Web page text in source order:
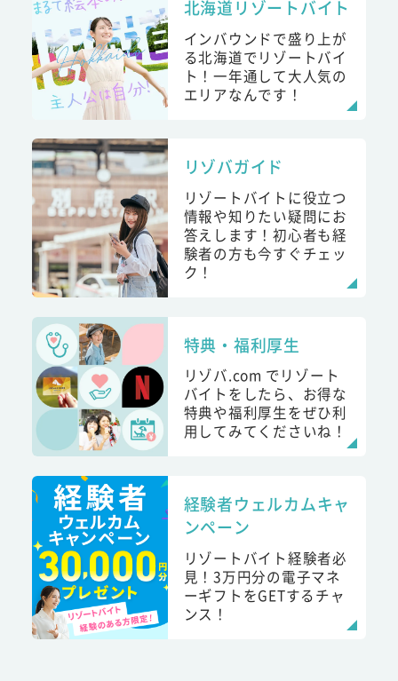
北海道リゾートバイト
インバウンドで盛り上が
る北海道でリゾートバイ
ト！一年通して大人気の
エリアなんです！
リゾバガイド
リゾートバイトに役立つ
情報や知りたい疑問にお
答えします！初心者も経
験者の方も今すぐチェッ
ク！
特典・福利厚生
リゾバ.com でリゾート
バイトをしたら、お得な
特典や福利厚生をぜひ利
用してみてくださいね！
経験者ウェルカムキャ
ンペーン
リゾートバイト経験者必
見！3万円分の電子マネ
ーギフトをGETするチャ
ンス！